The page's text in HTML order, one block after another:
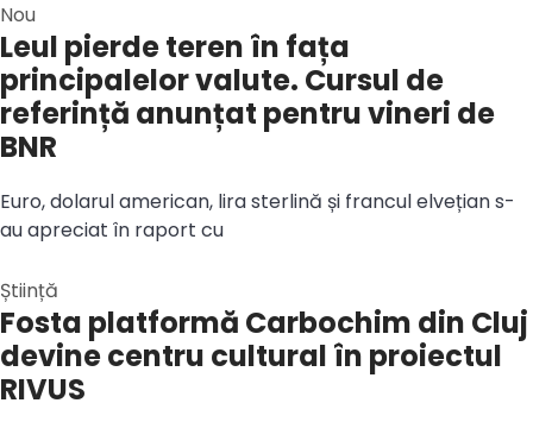
Nou
Leul pierde teren în fața
principalelor valute. Cursul de
referință anunțat pentru vineri de
BNR
Euro, dolarul american, lira sterlină și francul elvețian s-
au apreciat în raport cu
Știință
Fosta platformă Carbochim din Cluj
devine centru cultural în proiectul
RIVUS